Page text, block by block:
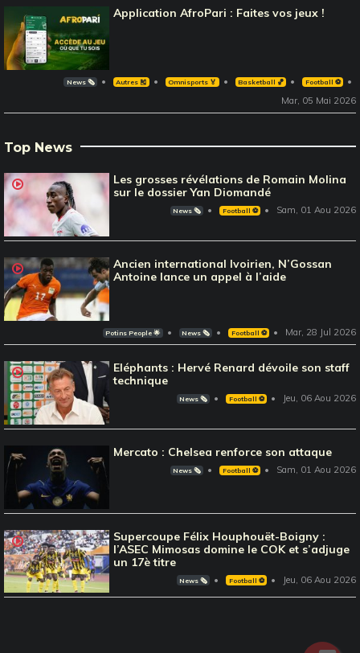
Application AfroPari : Faites vos jeux !
News 🗞️ Autres 🎽 Omnisports 🏅 Basketball 🏀 Football ⚽️
Mar, 05 Mai 2026
Top News
Les grosses révélations de Romain Molina
sur le dossier Yan Diomandé
News 🗞️ Football ⚽️ Sam, 01 Aou 2026
Ancien international Ivoirien, N’Gossan
Antoine lance un appel à l’aide
Potins People 🌟 News 🗞️ Football ⚽️ Mar, 28 Jul 2026
Eléphants : Hervé Renard dévoile son staff
technique
News 🗞️ Football ⚽️ Jeu, 06 Aou 2026
Mercato : Chelsea renforce son attaque
News 🗞️ Football ⚽️ Sam, 01 Aou 2026
Supercoupe Félix Houphouët-Boigny :
l’ASEC Mimosas domine le COK et s’adjuge
un 17è titre
News 🗞️ Football ⚽️ Jeu, 06 Aou 2026